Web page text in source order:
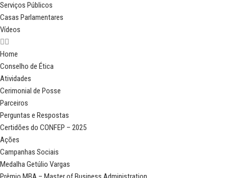
Serviços Públicos
Casas Parlamentares
Vídeos
Home
Conselho de Ética
Atividades
Cerimonial de Posse
Parceiros
Perguntas e Respostas
Certidões do CONFEP – 2025
Ações
Campanhas Sociais
Medalha Getúlio Vargas